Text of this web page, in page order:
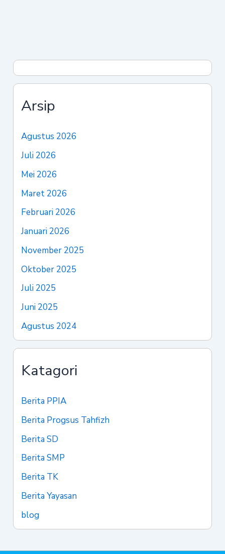
Arsip
Agustus 2026
Juli 2026
Mei 2026
Maret 2026
Februari 2026
Januari 2026
November 2025
Oktober 2025
Juli 2025
Juni 2025
Agustus 2024
Katagori
Berita PPIA
Berita Progsus Tahfizh
Berita SD
Berita SMP
Berita TK
Berita Yayasan
blog